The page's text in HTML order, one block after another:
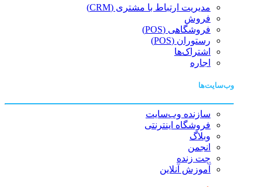
مدیریت ارتباط با مشتری (CRM)
فروش
فروشگاهی (POS)
رستوران (POS)
اشتراک‌ها
اجاره
وب‌سایت‌ها
سازنده وب‌سایت
فروشگاه اینترنتی
وبلاگ
انجمن
چت زنده
آموزش آنلاین